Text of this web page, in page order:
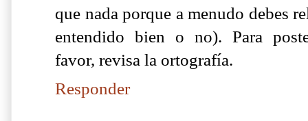
que nada porque a menudo debes
entendido bien o no). Para
favor, revisa la ortografía.
Responder